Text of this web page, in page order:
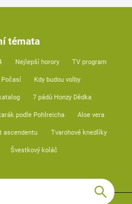
témata
Nejlepší horory TV program
Počasí Kdy budou volby
7 pádů Honzy Dědka
podle Pohlreicha Aloe vera
ascendentu Tvarohové knedlíky
Švestkový koláč